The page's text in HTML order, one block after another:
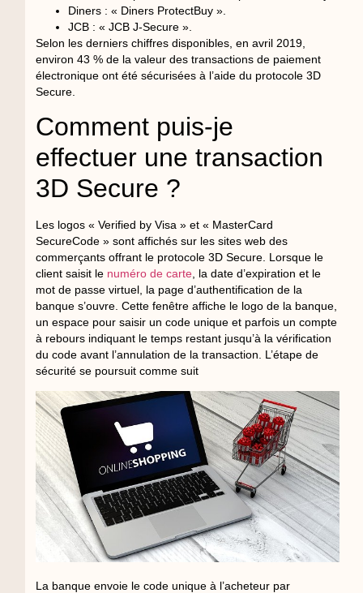
Diners : « Diners ProtectBuy ».
JCB : « JCB J-Secure ».
Selon les derniers chiffres disponibles, en avril 2019,
environ 43 % de la valeur des transactions de paiement
électronique ont été sécurisées à l’aide du protocole 3D
Secure.
Comment puis-je
effectuer une transaction
3D Secure ?
Les logos « Verified by Visa » et « MasterCard
SecureCode » sont affichés sur les sites web des
commerçants offrant le protocole 3D Secure. Lorsque le
client saisit le numéro de carte, la date d’expiration et le
mot de passe virtuel, la page d’authentification de la
banque s’ouvre. Cette fenêtre affiche le logo de la banque,
un espace pour saisir un code unique et parfois un compte
à rebours indiquant le temps restant jusqu’à la vérification
du code avant l’annulation de la transaction. L’étape de
sécurité se poursuit comme suit
La banque envoie le code unique à l’acheteur par